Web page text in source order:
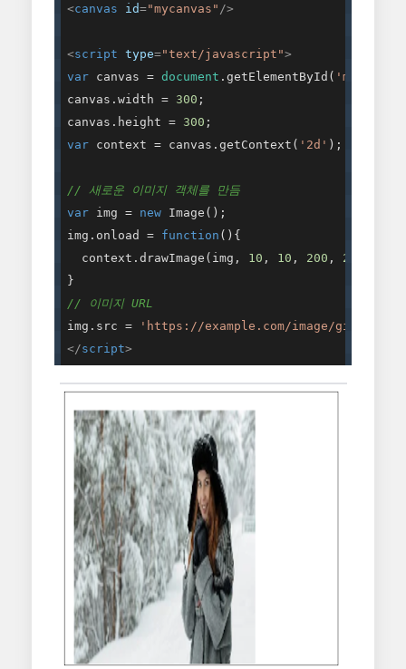
<canvas id="mycanvas" />
<script type="text/javascript">
var canvas = document .getElementById(
canvas.width = 300 ;
canvas.height = 300
var context = canvas.getContext( '2d' );
// 새로운 이미지 객체를 만듬
var img = new Image();
img.onload = function ( ) {
  context.drawImage(img,
10 , 10 , 200 , 200
// 이미지 URL
img.src =
'https://example.com/image/girl-
</script>